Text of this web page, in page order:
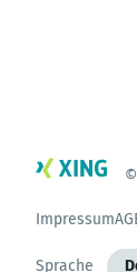
Impressum
Sprache